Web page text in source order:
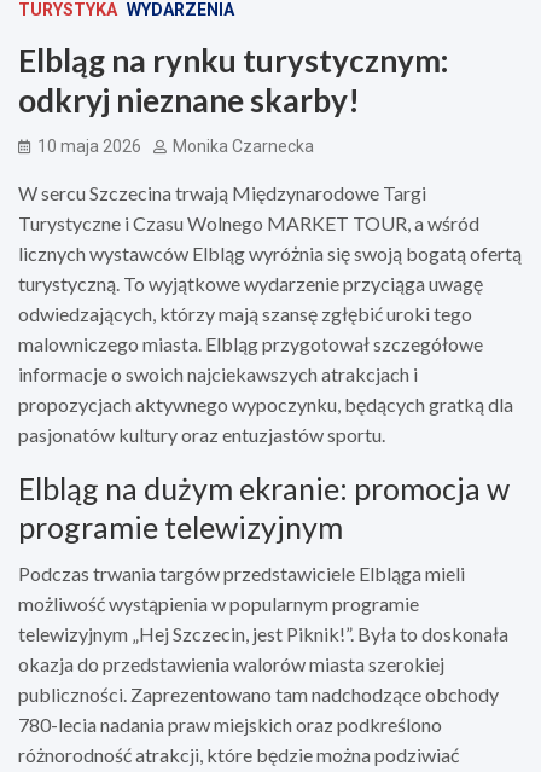
TURYSTYKA WYDARZENIA
Elbląg na rynku turystycznym:
odkryj nieznane skarby!
10 maja 2026 Monika Czarnecka
W sercu Szczecina trwają Międzynarodowe Targi
Turystyczne i Czasu Wolnego MARKET TOUR, a wśród
licznych wystawców Elbląg wyróżnia się swoją bogatą ofertą
turystyczną. To wyjątkowe wydarzenie przyciąga uwagę
odwiedzających, którzy mają szansę zgłębić uroki tego
malowniczego miasta. Elbląg przygotował szczegółowe
informacje o swoich najciekawszych atrakcjach i
propozycjach aktywnego wypoczynku, będących gratką dla
pasjonatów kultury oraz entuzjastów sportu.
Elbląg na dużym ekranie: promocja w
programie telewizyjnym
Podczas trwania targów przedstawiciele Elbląga mieli
możliwość wystąpienia w popularnym programie
telewizyjnym „Hej Szczecin, jest Piknik!”. Była to doskonała
okazja do przedstawienia walorów miasta szerokiej
publiczności. Zaprezentowano tam nadchodzące obchody
780-lecia nadania praw miejskich oraz podkreślono
różnorodność atrakcji, które będzie można podziwiać